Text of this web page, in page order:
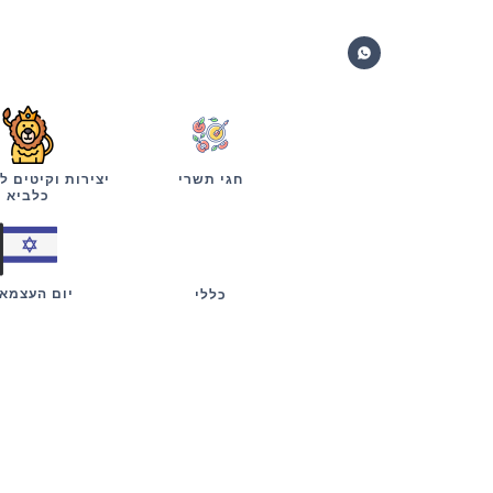
חגי תשרי
יצירות וקיטים
כלביא
כללי יום